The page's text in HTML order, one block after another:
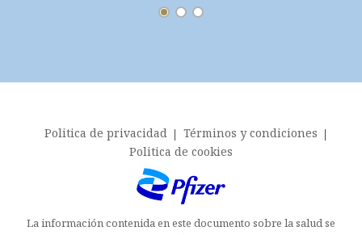
Footer menu
Politica de privacidad
Términos y condiciones
Politica de cookies
La información contenida en este documento sobre la salud se